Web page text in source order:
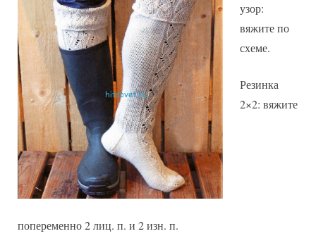
узор:
вяжите по
схеме.
Резинка
2×2: вяжите
попеременно 2 лиц. п. и 2 изн. п.